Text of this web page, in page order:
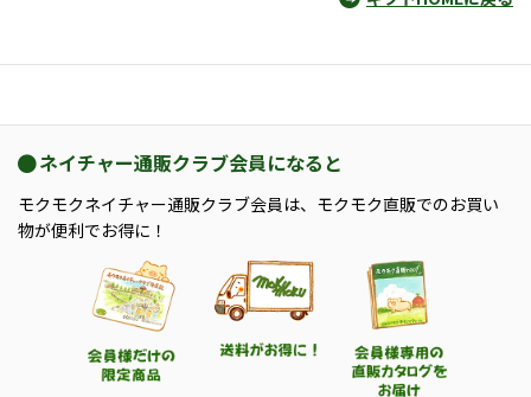
ネイチャー通販クラブ会員になると
モクモクネイチャー通販クラブ会員は、モクモク直販でのお買い
物が便利でお得に！